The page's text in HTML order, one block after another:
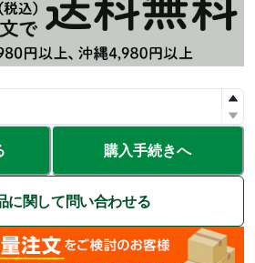
購入手続きへ
に関して問い合わせる